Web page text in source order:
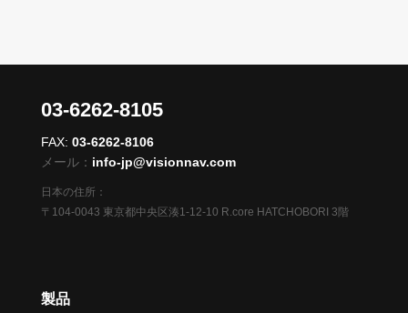
03-6262-8105
FAX: 03-6262-8106
メール： info-jp@visionnav.com
日本の住所：
〒104-0043 東京都中央区湊1-12-10 R.core HATCHOBORI 3階
製品